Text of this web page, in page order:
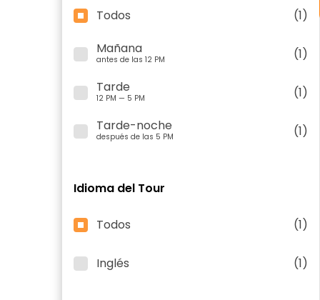
Todos
(1)
Mañana
antes de las 12 PM
(1)
Tarde
12 PM — 5 PM
(1)
Tarde-noche
después de las 5 PM (1)
Idioma del Tour
Todos (1)
Inglés (1)